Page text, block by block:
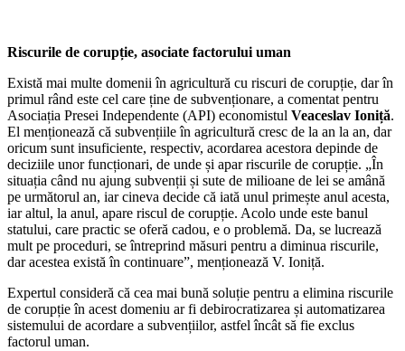
Riscurile de corupție, asociate factorului uman
Există mai multe domenii în agricultură cu riscuri de corupție, dar în
primul rând este cel care ține de subvenționare, a comentat pentru
Asociația Presei Independente (API) economistul Veaceslav Ioniță.
El menționează că subvențiile în agricultură cresc de la an la an, dar
oricum sunt insuficiente, respectiv, acordarea acestora depinde de
deciziile unor funcționari, de unde și apar riscurile de corupție. „În
situația când nu ajung subvenții și sute de milioane de lei se amână
pe următorul an, iar cineva decide că iată unul primește anul acesta,
iar altul, la anul, apare riscul de corupție. Acolo unde este banul
statului, care practic se oferă cadou, e o problemă. Da, se lucrează
mult pe proceduri, se întreprind măsuri pentru a diminua riscurile,
dar acestea există în continuare”, menționează V. Ioniță.
Expertul consideră că cea mai bună soluție pentru a elimina riscurile
de corupție în acest domeniu ar fi debirocratizarea și automatizarea
sistemului de acordare a subvențiilor, astfel încât să fie exclus
factorul uman.